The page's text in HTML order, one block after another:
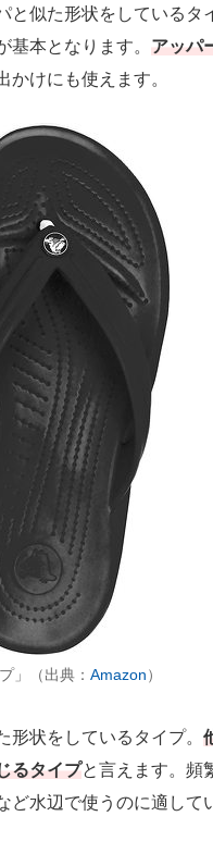
似た形状をしているタ
基本となります。 アッパ
かけにも使えます。
」（出典： Amazon）
状をしているタイプ。
るタイプと言えます。頻
水辺で使うのに適して